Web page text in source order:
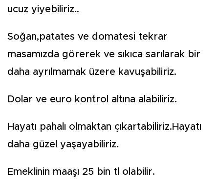
ucuz yiyebiliriz..
Soğan,patates ve domatesi tekrar
masamızda görerek ve sıkıca sarılarak bir
daha ayrılmamak üzere kavuşabiliriz.
Dolar ve euro kontrol altına alabiliriz.
Hayatı pahalı olmaktan çıkartabiliriz.Hayatı
daha güzel yaşayabiliriz.
Emeklinin maaşı 25 bin tl olabilir.